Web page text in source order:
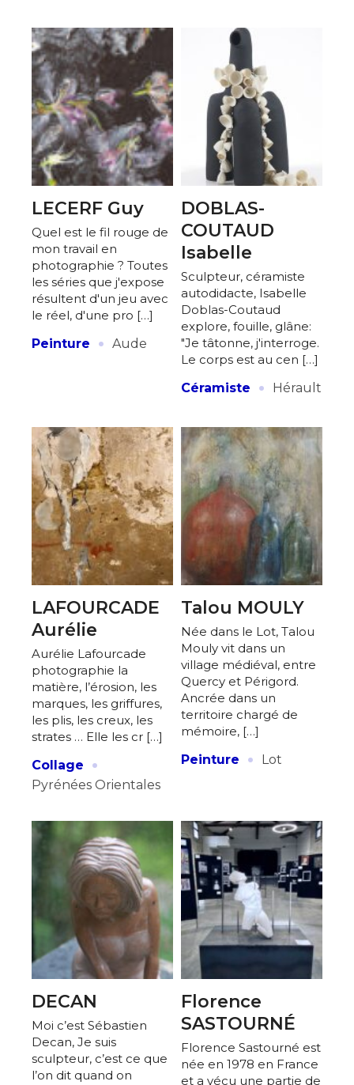
Adresse email*
Nom
Prénom
Statut / Organisation
J'accepte lestermes et conditions
* Champ obligatoire
Adresse email*
Nom
Statut / Organisation
termes et conditions
* Champ obligatoire
LECERF Guy
Quel est le fil rouge de
mon travail en
photographie ? Toutes
les séries que j'expose
résultent d'un jeu avec
le réel, d'une pro […]
Peinture
· Aude
DOBLAS-
COUTAUD
Isabelle
Sculpteur, céramiste
autodidacte, Isabelle
Doblas-Coutaud
explore, fouille, glâne:
"Je tâtonne, j'interroge.
Le corps est au cen […]
Céramiste
· Hérault
LAFOURCADE
Aurélie
Aurélie Lafourcade
photographie la
matière, l’érosion, les
marques, les griffures,
les plis, les creux, les
strates … Elle les cr […]
Collage
·
Pyrénées Orientales
Talou MOULY
Née dans le Lot, Talou
Mouly vit dans un
village médiéval, entre
Quercy et Périgord.
Ancrée dans un
territoire chargé de
mémoire, […]
Peinture
· Lot
DECAN
Moi c’est Sébastien
Decan, Je suis
sculpteur, c’est ce que
l’on dit quand on
Florence
SASTOURNÉ
Florence Sastourné est
née en 1978 en France
et a vécu une partie de